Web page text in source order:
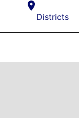
Districts